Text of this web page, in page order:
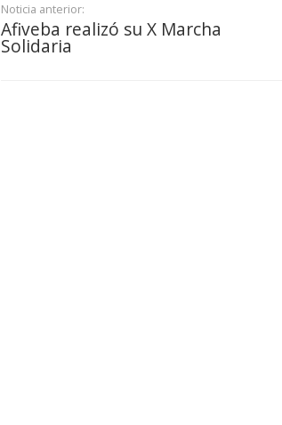
Noticia anterior:
Afiveba realizó su X Marcha
Solidaria